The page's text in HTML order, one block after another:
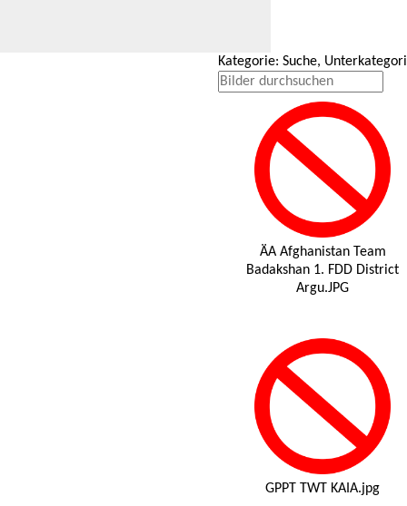
Kategorie: Suche,
ÄA Afghanistan Team
Badakshan 1. FDD District
Argu.JPG
GPPT TWT KAIA.jpg